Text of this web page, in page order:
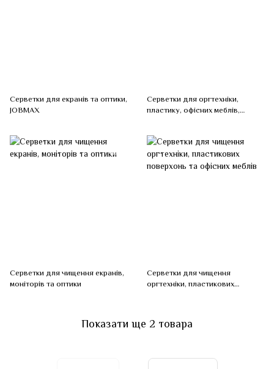
Серветки для екранів та оптики,
JOBMAX
Серветки для оргтехніки,
пластику, офісних меблів,
Серветки для чищення екранів,
моніторів та оптики
Серветки для чищення
оргтехніки, пластикових
Показати ще 2 товара